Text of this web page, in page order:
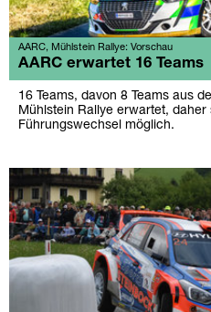
AARC, Mühlstein Rallye: Vorschau
AARC erwartet 16 Teams
16 Teams, davon 8 Teams aus
Mühlstein Rallye erwartet,
Führungswechsel möglich.